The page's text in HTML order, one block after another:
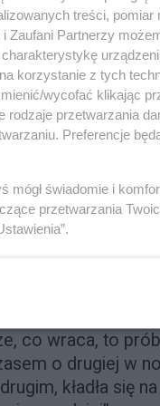
energia.
wychodziła do
szafie, w których
po chwili
poczekaniu, jakby
u dziadków na
karmiła i kąpała
prowadziłyśmy
a im bliżej
przewróciła ją
wstała,
co wraca, to
o drugiej w
kładła się
treści, pomiar
Zaufani Partnerzy
korzystanie z tych
wycofać klikając
rodzaje przetwarzania
Preferencje
mógł świadomie i
przetwarzania